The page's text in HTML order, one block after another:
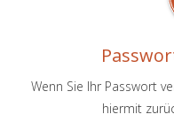
Wenn Sie Ihr Passwort
hiermit